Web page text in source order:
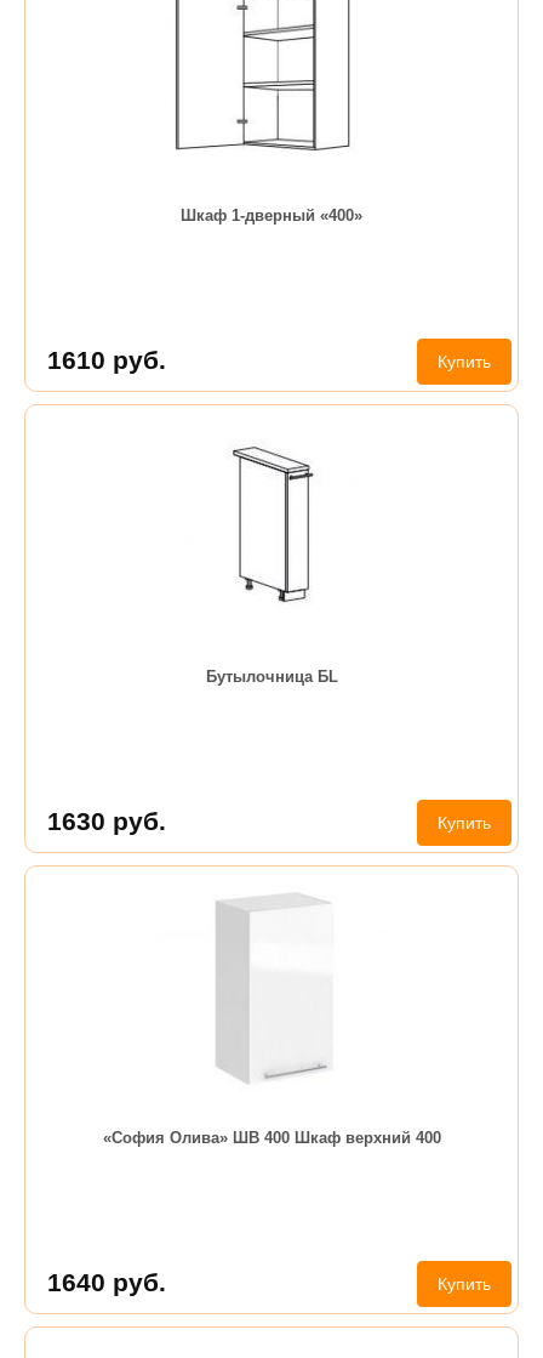
Шкаф 1-дверный «400»
1610 руб. Купить
Бутылочница БL
1630 руб. Купить
«София Олива» ШВ 400 Шкаф верхний 400
1640 руб. Купить